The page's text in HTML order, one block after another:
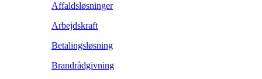
Affaldsløsninger
Arbejdskraft
Betalingsløsning
Brandrådgivning